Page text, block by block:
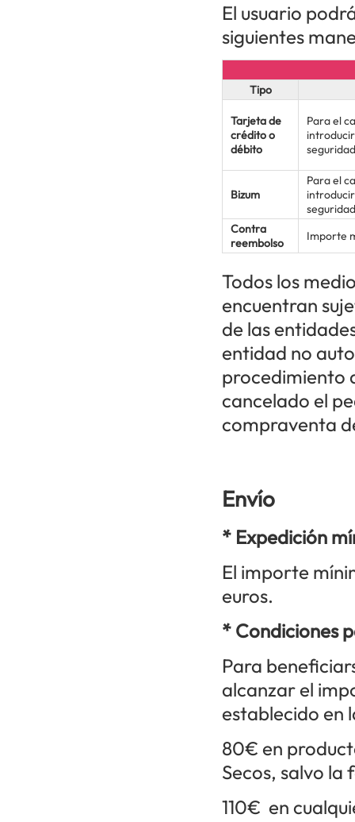
El usuario
siguientes
Tipo
Tarjeta de
crédito o
débito
Para el
Bizum
Para el
Contra
reembolso
Importe
Todos los
encuentran
de las
entidad no
procedimiento
cancelado el
compraventa
Envío
* Expedición
El importe
euros.
* Condiciones
Para
alcanzar el
establecido en
80€ en
Secos, salvo
110€ en